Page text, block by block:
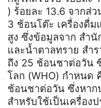
) ร้อยละ 13.6 จากส่
3 ช้อนโต๊ะ เครื่องดื่
สูง ซึ่งข้อมูลจาก สำ
และน้ำตาลทราย สำ
ถึง 25 ช้อนชาต่อวัน
โลก (WHO) กำหนด
ช้อนชาต่อวัน ซึ่งหา
สำหรับใช้เป็นเครื่อง